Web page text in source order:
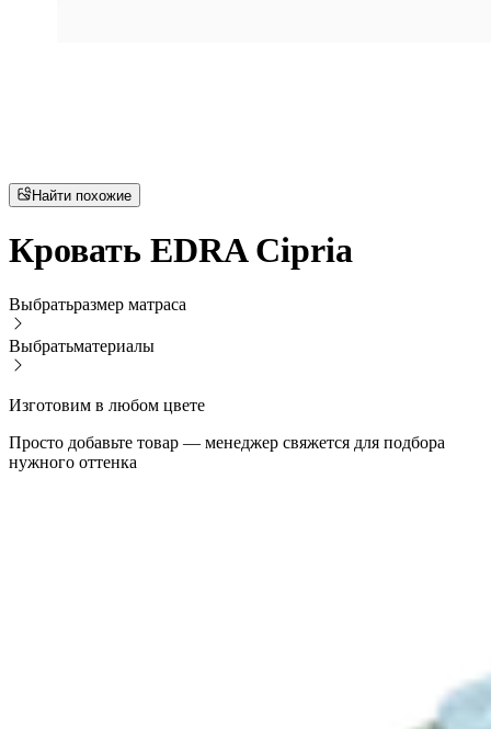
Найти похожие
Кровать EDRA Cipria
Выбратьразмер матраса
Выбратьматериалы
Изготовим в любом цвете
Просто добавьте товар — менеджер свяжется для подбора
нужного оттенка